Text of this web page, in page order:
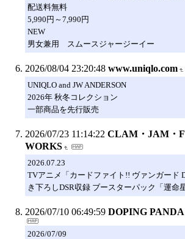
配送料無料
5,990円～7,990円
NEW
男女兼用 スムースジャージーイー
2026/08/04 23:20:48 www.uniqlo.com
UNIQLO and JW ANDERSON
2026年 秋冬コレクション
一部商品を先行販売
2026/07/23 11:14:22 CLAM・JAM・
WORKS
2026.07.23
TVアニメ「カードファイト!! ヴァンガード
き下ろしDSR収録 ブースターパック「運命
2026/07/10 06:49:59 DOPING PANDA
2026/07/09